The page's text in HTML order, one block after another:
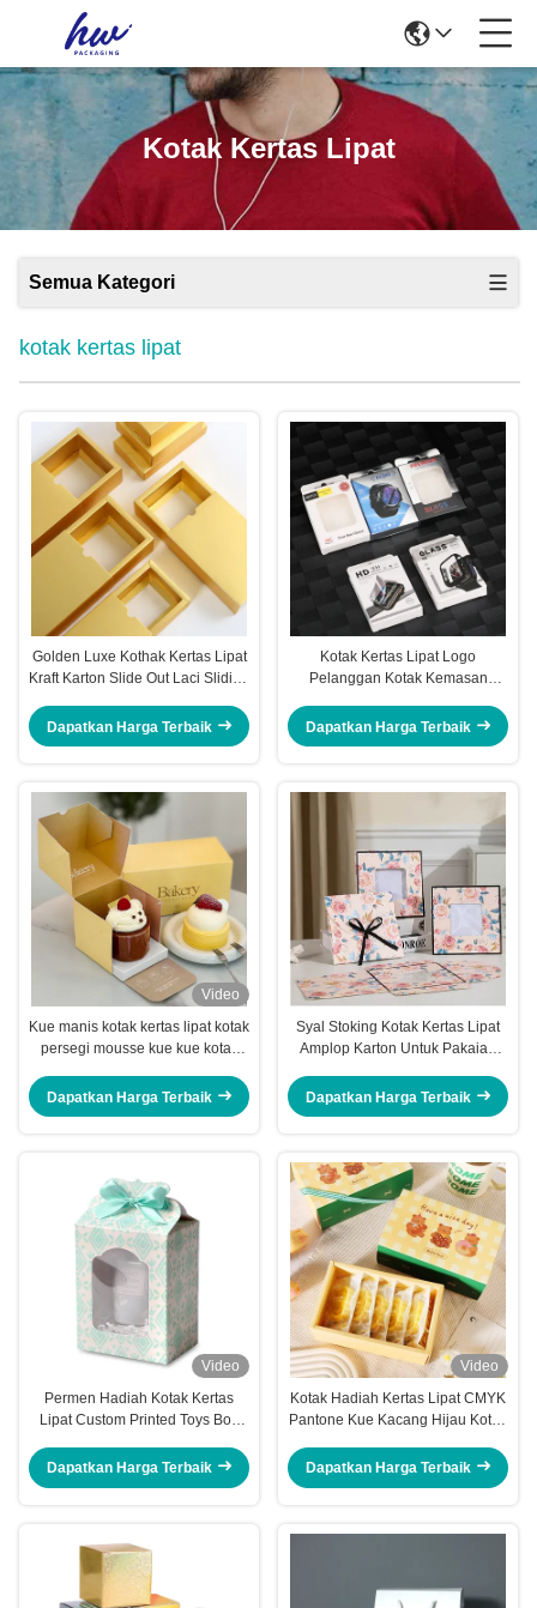
Kotak Kertas Lipat
Semua Kategori
kotak kertas lipat
Golden Luxe Kothak Kertas Lipat
Kraft Karton Slide Out Laci Sliding
Dapatkan Harga Terbaik
Kotak Kertas Lipat Logo
Pelanggan Kotak Kemasan
Telepon
Dapatkan Harga Terbaik
Video
Kue manis kotak kertas lipat kotak
persegi mousse kue kue kotak
Dapatkan Harga Terbaik
Syal Stoking Kotak Kertas Lipat
Amplop Karton Untuk Pakaian
Dapatkan Harga Terbaik
Video
Permen Hadiah Kotak Kertas
Lipat Custom Printed Toys Box
Dapatkan Harga Terbaik
Video
Kotak Hadiah Kertas Lipat CMYK
Pantone Kue Kacang Hijau Kotak
Dapatkan Harga Terbaik